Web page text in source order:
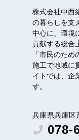
株式会社中西
の暮らしを支
中心に、環境
貢献する総合
「市民のた
施工で地域に
イトでは、企
す。
兵庫県兵庫
078-